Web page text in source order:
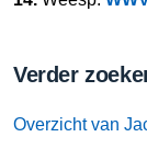
Verder
Overzicht van